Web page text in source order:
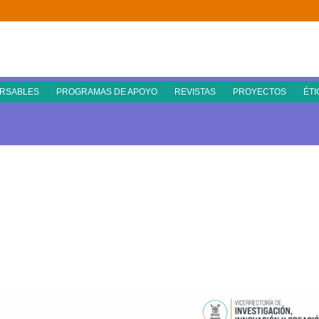
PROGRAMAS DE APOYO REVISTAS PROYECTOS